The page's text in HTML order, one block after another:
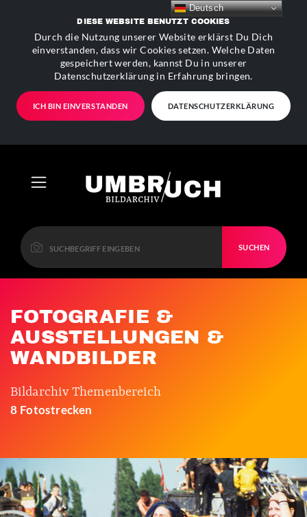
DIESE WEBSITE BENUTZT COOKIES
Durch die Nutzung unserer Website erklärst Du Dich
einverstanden, dass wir Cookies setzen. Welche Daten
gespeichert werden, kannst Du in unserer
Datenschutzerklärung in Erfahrung bringen.
ICH BIN EINVERSTANDEN DATENSCHUTZERKLÄRUNG
SUCHEN
FOTOGRAFIE &
AUSSTELLUNGEN &
WANDBILDER
Bildarchiv Themenbereich
8 Fotostrecken
Deutsch